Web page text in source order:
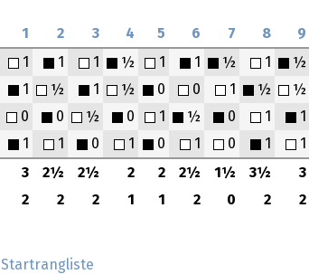
1 2 3 4 5 6 7 8 9
3 2½ 2½ 2 2 2½ 1½ 3½ 3
2 2 2 1 1 2 0 2 2
1 1 1 ½ 1 1 ½ 1 ½
1 ½ 1 ½ 0 0 1 ½ ½
0 0 ½ 0 1 ½ 0 1 1
1 1 0 1 0 1 0 1 1
Startrangliste